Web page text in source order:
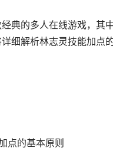
典的多人在线游戏，其
细解析林志灵技能加点
点的基本原则